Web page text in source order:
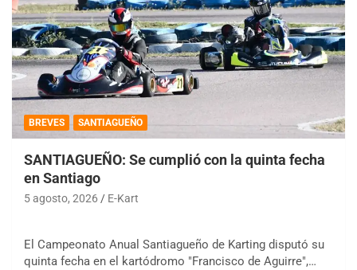
BREVES SANTIAGUEÑO
SANTIAGUEÑO: Se cumplió con la quinta fecha
en Santiago
5 agosto, 2026 E-Kart
El Campeonato Anual Santiagueño de Karting disputó su
quinta fecha en el kartódromo "Francisco de Aguirre",…